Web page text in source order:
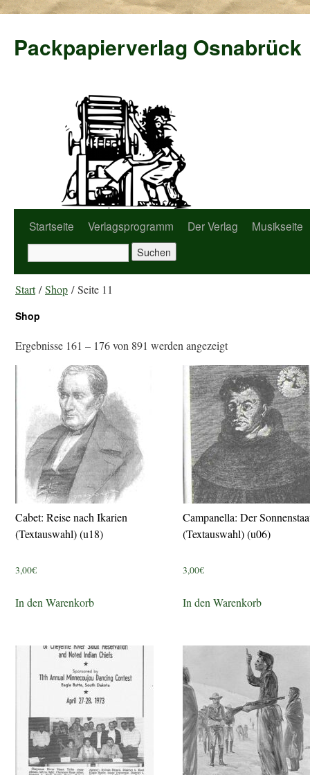
Packpapierverlag Osnabrück
Startseite Verlagsprogramm Der Verlag Musikseite
Start/Shop / Seite 11
Shop
Ergebnisse 161 – 176 von 891 werden angezeigt
Cabet: Reise nach Ikarien
(Textauswahl) (u18)
3,00€
In den Warenkorb
Campanella: Der
(Textauswahl) (u06)
3,00€
In den Warenkorb